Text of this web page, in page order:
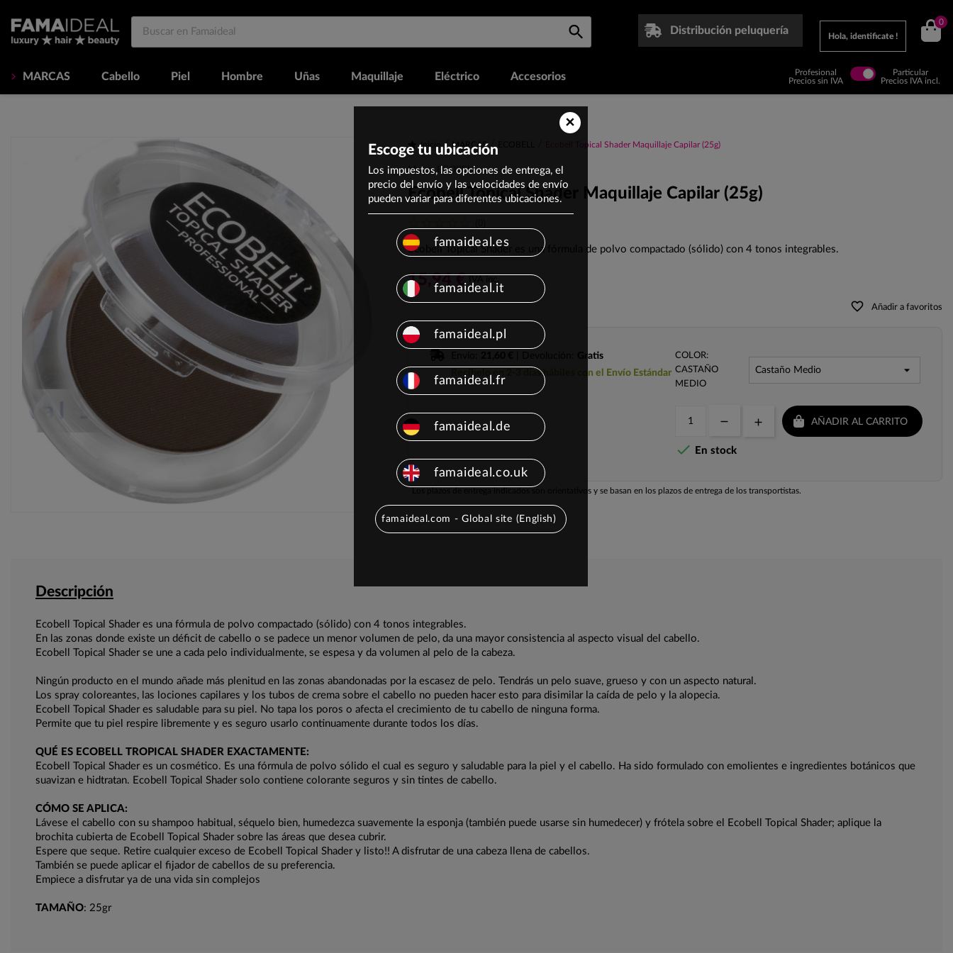
Distribución peluquería
Hola, identificate !
0
MARCAS Cabello Piel Hombre Uñas Maquillaje Eléctrico Accesorios
Profesional
Precios sin IVA
Particular
Precios IVA incl.
Inicio MARCAS Ecobell Topical Shader Maquillaje Capilar (25g)
Marca: ECOBELL
Ecobell Topical Shader Maquillaje Capilar (25g)
Ecobell Topical Shader es una fórmula de polvo compactado (sólido) con 4 tonos integrables.
15,94 €
favorite_border Añadir a favoritos
Gratis
Recíbelo en 2-3 días hábiles con el Envío Estándar
COLOR:
CASTAÑO
MEDIO
AÑADIR AL CARRITO
 En stock
Los plazos de entrega indicados son orientativos y se basan en los plazos de entrega de los transportistas.
Descripción
Ecobell Topical Shader es una fórmula de polvo compactado (sólido) con 4 tonos integrables.
En las zonas donde existe un déficit de cabello o se padece un menor volumen de pelo, da una mayor consistencia al aspecto visual del cabello.
Ecobell Topical Shader se une a cada pelo individualmente, se espesa y da volumen al pelo de la cabeza.
Ningún producto en el mundo añade más plenitud en las zonas abandonadas por la escasez de pelo. Tendrás un pelo suave, grueso y con un aspecto natural.
Los spray coloreantes, las lociones capilares y los tubos de crema sobre el cabello no pueden hacer esto para disimilar la caída de pelo y la alopecia.
Ecobell Topical Shader es saludable para su piel. No tapa los poros o afecta el crecimiento de tu cabello de ninguna forma.
Permite que tu piel respire libremente y es seguro usarlo continuamente durante todos los días.
QUÉ ES ECOBELL TROPICAL SHADER EXACTAMENTE:
Ecobell Topical Shader es un cosmético. Es una fórmula de polvo sólido el cual es seguro y saludable para la piel y el cabello. Ha sido formulado con emolientes e ingredientes botánicos que
suavizan e hidtratan. Ecobell Topical Shader solo contiene colorante seguros y sin tintes de cabello.
CÓMO SE APLICA:
Lávese el cabello con su shampoo habitual, séquelo bien, humedezca suavemente la esponja (también puede usarse sin humedecer) y frótela sobre el Ecobell Topical Shader; aplique la
brochita cubierta de Ecobell Topical Shader sobre las áreas que desea cubrir.
Espere que seque. Retire cualquier exceso de Ecobell Topical Shader y listo!! A disfrutar de una cabeza llena de cabellos.
También se puede aplicar el fijador de cabellos de su preferencia.
Empiece a disfrutar ya de una vida sin complejos
TAMAÑO: 25gr
×
Escoge tu ubicación
Los impuestos, las opciones de entrega, el
precio del envío y las velocidades de envío
pueden variar para diferentes ubicaciones.
famaideal.es
famaideal.it
famaideal.pl
famaideal.fr
famaideal.de
famaideal.co.uk
famaideal.com - Global site (English)